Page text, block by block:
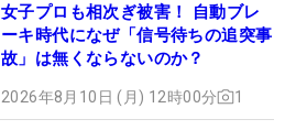
女子プロも相次ぎ被害！ 自動ブレ
ーキ時代になぜ「信号待ちの追突事
故」は無くならないのか？
2026年8月10日 (月) 12時00分 1